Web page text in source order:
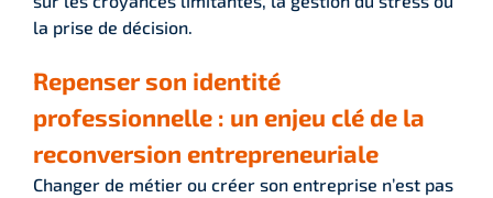
la prise de décision.
Repenser son identité
professionnelle : un enjeu clé de la
reconversion entrepreneuriale
Changer de métier ou créer son entreprise n’est pas